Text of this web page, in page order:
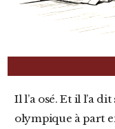
Il l’a osé. Et il l’a dit sur un plateau de télévision, ce qui, en France, est devenu une discipline
olympique à part